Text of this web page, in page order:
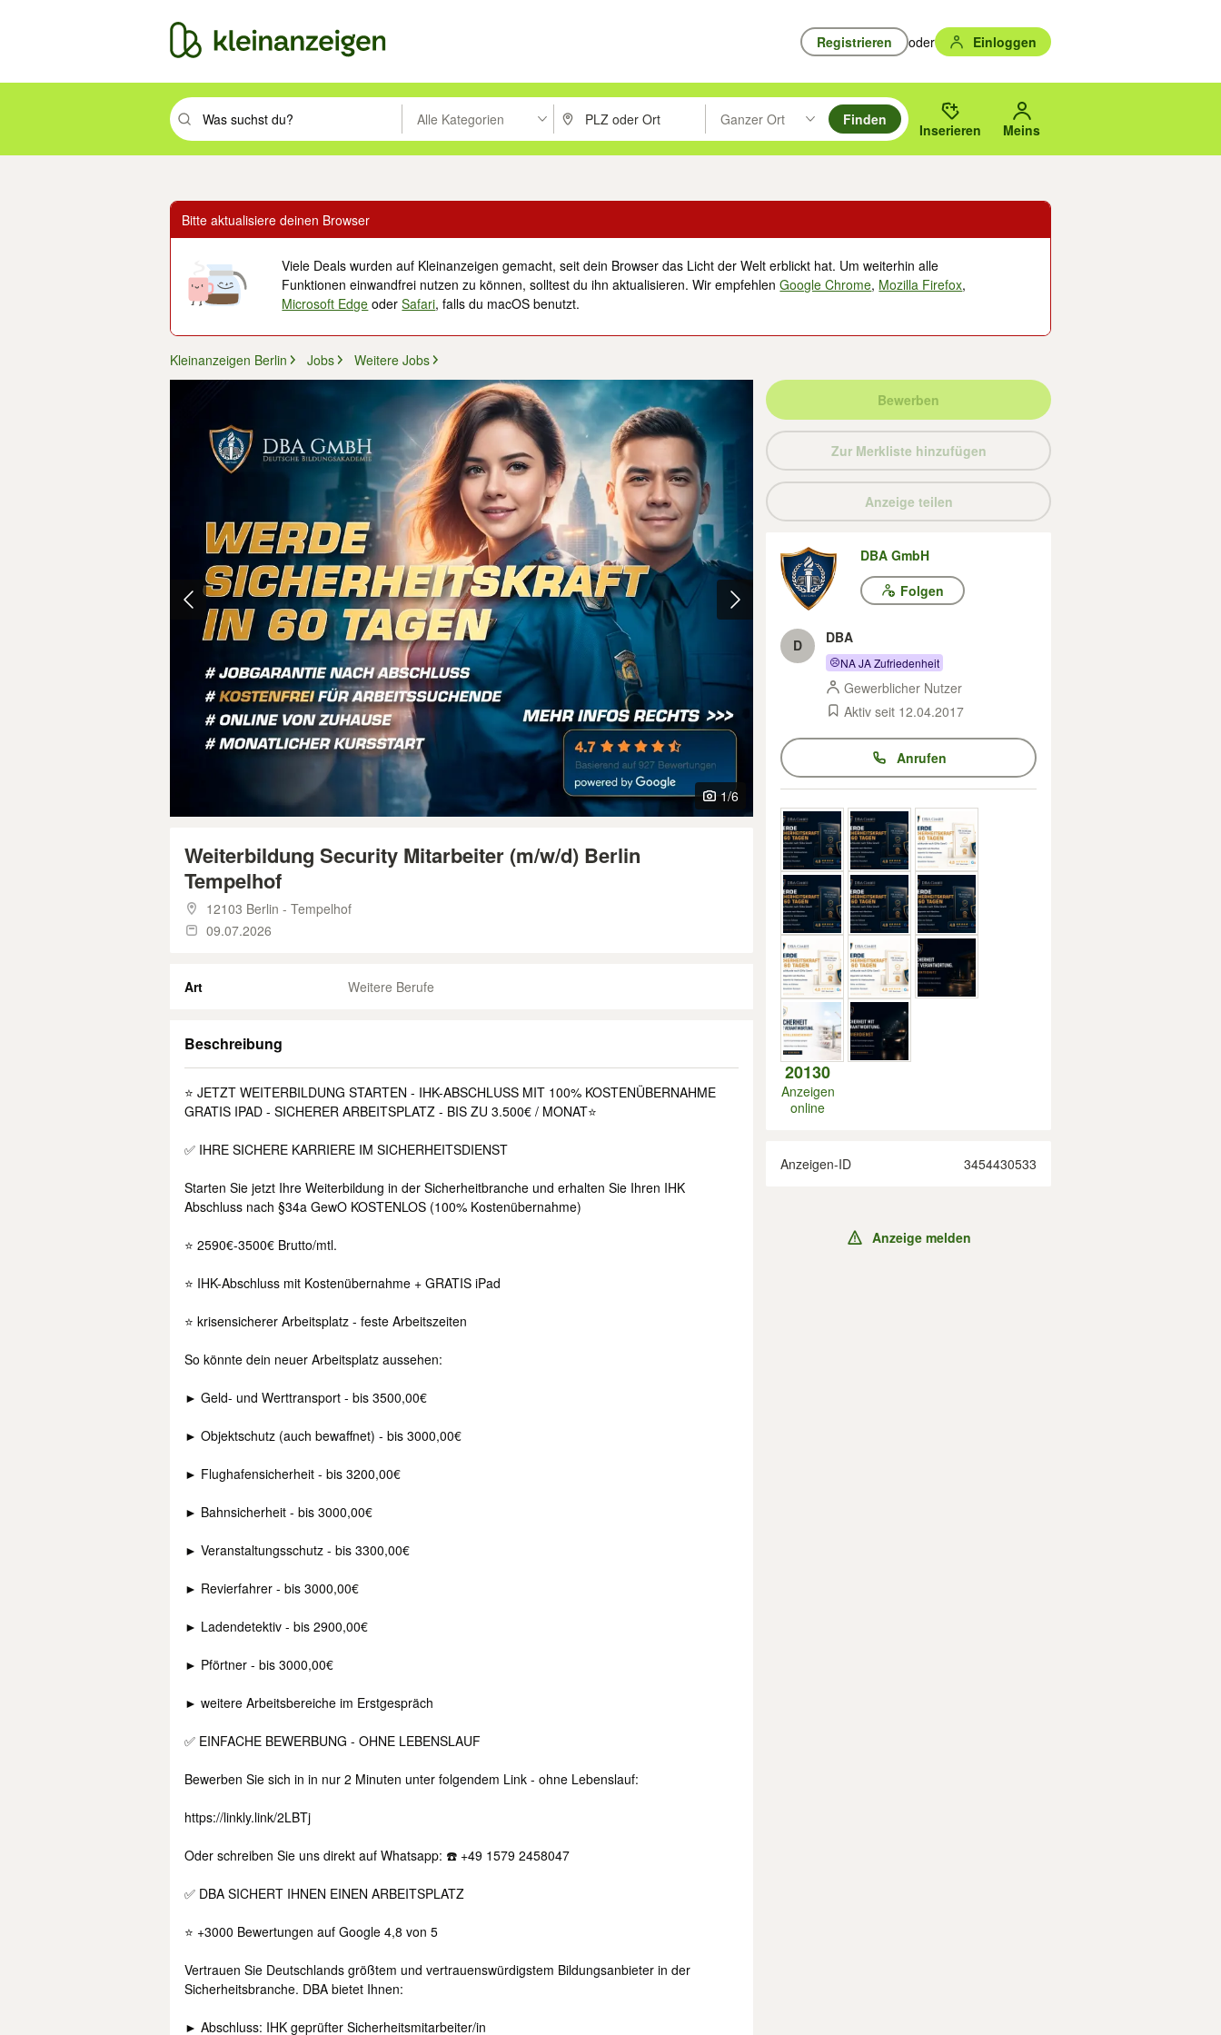
Registrieren oder Einloggen
Suchbegriff eingeben. Eingabetaste drücken um zu suchen, oder Vorschläge mit den Pfeiltasten nach oben/unten durchsuchen und mit Eingabetaste auswählen.
Alle Kategorien PLZ oder Ort eingeben. Eingabetaste drücken um zu suchen, oder Vorschläge mit den Pfeiltasten nach oben/
Ganzer Ort
Suche im Umkreis des gewählten Orts oder PLZ.
Finden
Inserieren Meins
Bitte aktualisiere deinen Browser
Viele Deals wurden auf Kleinanzeigen gemacht, seit dein Browser das Licht der Welt erblickt hat. Um weiterhin alle
Funktionen einwandfrei nutzen zu können, solltest du ihn aktualisieren. Wir empfehlenGoogle Chrome, Mozilla Firefox,
Microsoft Edge oderSafari, falls du macOS benutzt.
Kleinanzeigen Berlin Jobs Weitere Jobs
1/6
Weiterbildung Security Mitarbeiter (m/w/d) Berlin
Tempelhof
12103 Berlin - Tempelhof
09.07.2026
Art Weitere Berufe
Beschreibung
⭐ JETZT WEITERBILDUNG STARTEN - IHK-ABSCHLUSS MIT 100% KOSTENÜBERNAHME
GRATIS IPAD - SICHERER ARBEITSPLATZ - BIS ZU 3.500€ / MONAT⭐
✅ IHRE SICHERE KARRIERE IM SICHERHEITSDIENST
Starten Sie jetzt Ihre Weiterbildung in der Sicherheitbranche und erhalten Sie Ihren IHK
Abschluss nach §34a GewO KOSTENLOS (100% Kostenübernahme)
⭐ 2590€-3500€ Brutto/mtl.
⭐ IHK-Abschluss mit Kostenübernahme + GRATIS iPad
⭐ krisensicherer Arbeitsplatz - feste Arbeitszeiten
So könnte dein neuer Arbeitsplatz aussehen:
► Geld- und Werttransport - bis 3500,00€
► Objektschutz (auch bewaffnet) - bis 3000,00€
► Flughafensicherheit - bis 3200,00€
► Bahnsicherheit - bis 3000,00€
► Veranstaltungsschutz - bis 3300,00€
► Revierfahrer - bis 3000,00€
► Ladendetektiv - bis 2900,00€
► Pförtner - bis 3000,00€
► weitere Arbeitsbereiche im Erstgespräch
✅ EINFACHE BEWERBUNG - OHNE LEBENSLAUF
Bewerben Sie sich in in nur 2 Minuten unter folgendem Link - ohne Lebenslauf:
https://linkly.link/2LBTj
Oder schreiben Sie uns direkt auf Whatsapp: ☎️ +49 1579 2458047
✅ DBA SICHERT IHNEN EINEN ARBEITSPLATZ
⭐ +3000 Bewertungen auf Google 4,8 von 5
Vertrauen Sie Deutschlands größtem und vertrauenswürdigstem Bildungsanbieter in der
Sicherheitsbranche. DBA bietet Ihnen:
► Abschluss: IHK geprüfter Sicherheitsmitarbeiter/in
Bewerben
Zur Merkliste hinzufügen
Anzeige teilen
DBA GmbH
Folgen
D DBA
NA JA Zufriedenheit
Gewerblicher Nutzer
Aktiv seit 12.04.2017
Anrufen
20130
Anzeigen
online
Anzeigen-ID 3454430533
Anzeige melden